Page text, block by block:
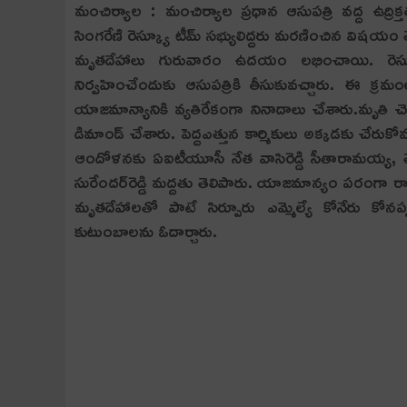
మంచిర్యాల : మంచిర్యాల ప్ర‌ధాన ఆసుప‌త్రి వ‌ద్ద
సింగరేణి రెస్క్యూ టీమ్ సభ్యులిద్దరు మరణించిన
మృతదేహాలు గురువారం ఉదయం లభించాయి.
నిర్వ‌హించేందుకు ఆసుప‌త్రికి తీసుకువ‌చ్చారు. ఈ
యాజ‌మాన్యానికి వ్య‌తిరేకంగా నినాదాలు చేశారు.మృతి
డిమాండ్ చేశారు. పెద్దఎత్తున కార్మికులు అక్క‌డ‌కు
ఆందోళ‌న‌కు ఏఐటీయూసీ నేత వాసిరెడ్డి సీతారామ‌య్య‌,
సురేంద‌ర్‌రెడ్డి మ‌ద్ద‌తు తెలిపారు. యాజ‌మాన్యం ప‌రంగా
మృత‌దేహాల‌తో పాటే సిర్పూరు ఎమ్మెల్యే కోనేరు కోన‌ప్ప‌,
కుటుంబాల‌ను ఓదార్చారు.